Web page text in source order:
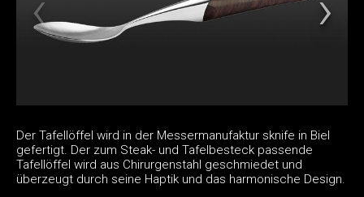
Der Tafellöffel wird in der Messermanufaktur sknife in Biel
gefertigt. Der zum Steak- und Tafelbesteck passende
Tafellöffel wird aus Chirurgenstahl geschmiedet und
überzeugt durch seine Haptik und das harmonische Design.